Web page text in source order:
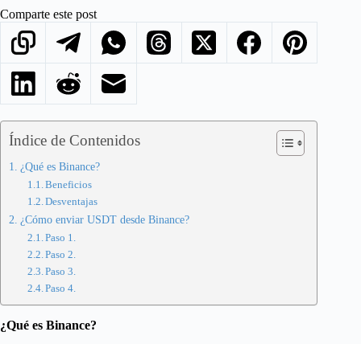
Comparte este post
Índice de Contenidos
¿Qué es Binance?
Beneficios
Desventajas
¿Cómo enviar USDT desde Binance?
Paso 1.
Paso 2.
Paso 3.
Paso 4.
¿Qué es Binance?